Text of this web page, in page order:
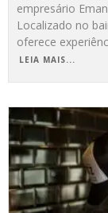
empresário
Localizado no
oferece
LEIA MAIS...